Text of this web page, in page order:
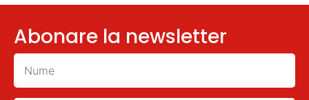
Abonare la newsletter